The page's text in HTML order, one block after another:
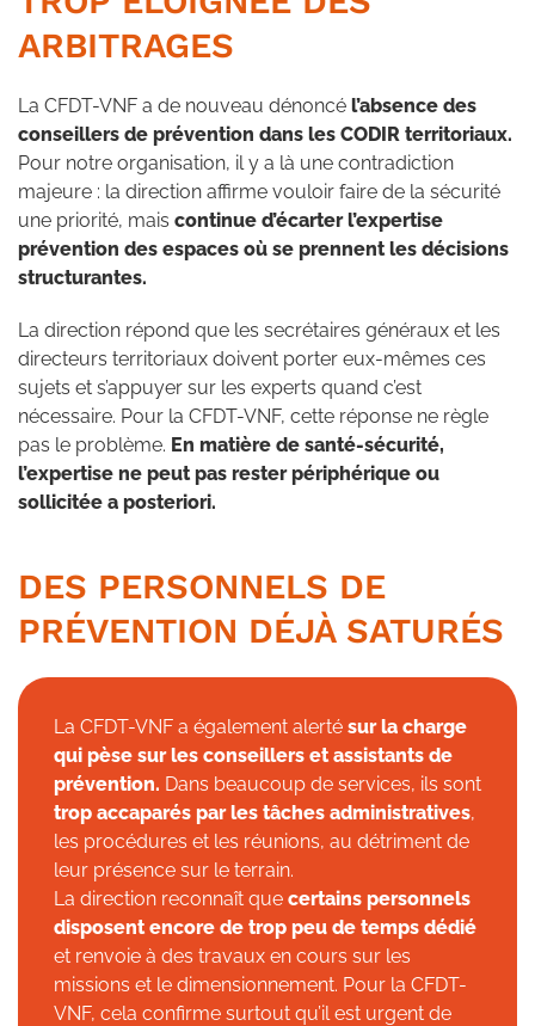
ARBITRAGES
La CFDT-VNF a de nouveau dénoncé l’absence des
conseillers de prévention dans les CODIR territoriaux.
Pour notre organisation, il y a là une contradiction
majeure : la direction affirme vouloir faire de la sécurité
une priorité, mais continue d’écarter l’expertise
prévention des espaces où se prennent les décisions
structurantes.
La direction répond que les secrétaires généraux et les
directeurs territoriaux doivent porter eux-mêmes ces
sujets et s’appuyer sur les experts quand c’est
nécessaire. Pour la CFDT-VNF, cette réponse ne règle
pas le problème. En matière de santé-sécurité,
l’expertise ne peut pas rester périphérique ou
sollicitée a posteriori.
DES PERSONNELS DE
PRÉVENTION DÉJÀ SATURÉS
La CFDT-VNF a également alerté sur la charge
qui pèse sur les conseillers et assistants de
prévention. Dans beaucoup de services, ils sont
trop accaparés par les tâches administratives,
les procédures et les réunions, au détriment de
leur présence sur le terrain.
La direction reconnaît que certains personnels
disposent encore de trop peu de temps dédié
et renvoie à des travaux en cours sur les
missions et le dimensionnement. Pour la CFDT-
VNF, cela confirme surtout qu’il est urgent de